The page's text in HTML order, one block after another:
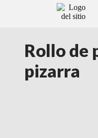
Rollo de
pizarra